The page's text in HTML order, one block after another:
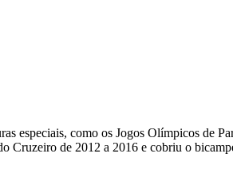
especiais, como os Jogos Olímpicos de
de 2012 a 2016 e cobriu o